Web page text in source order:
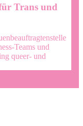
Trans und
Teams und
queer- und